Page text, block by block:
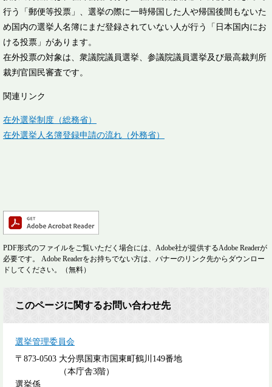
行う「郵便等投票」、選挙の際に一時帰国した人や帰国後間もないた
め国内の選挙人名簿にまだ登録されていない人が行う「日本国内にお
ける投票」があります。
在外投票の対象は、衆議院議員選挙、参議院議員選挙及び最高裁判所
裁判官国民審査です。
関連リンク
在外選挙制度（総務省）
在外選挙人名簿登録申請の流れ​（外務省）
PDF形式のファイルをご覧いただく場合には、Adobe社が提供するAdobe Readerが
必要です。
Adobe Readerをお持ちでない方は、バナーのリンク先からダウンロー
ドしてください。（無料）
このページに関するお問い合わせ先
選挙管理委員会
〒873-0503 大分県国東市国東町鶴川149番地
（本庁舎3階）
選挙係